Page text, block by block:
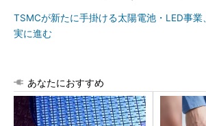
TSMCが新たに手掛ける太陽電池・LED事
実に進む
あなたにおすすめ